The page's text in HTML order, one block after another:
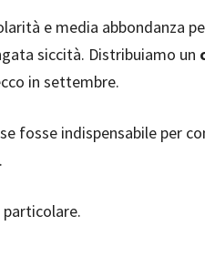
e media abbondanza
siccità. Distribuiamo un
in settembre.
fosse indispensabile per
particolare.